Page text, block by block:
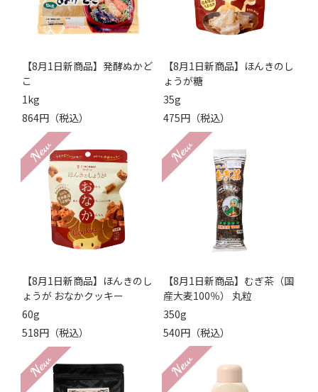
【8月1日新商品】発酵ぬかど
こ
1kg
864円（税込）
【8月1日新商品】ほんきのし
ょうが糖
35g
475円（税込）
【8月1日新商品】ほんきのし
ょうが おなかクッキー
60g
518円（税込）
【8月1日新商品】むぎ茶（国
産大麦100％） 丸粒
350g
540円（税込）